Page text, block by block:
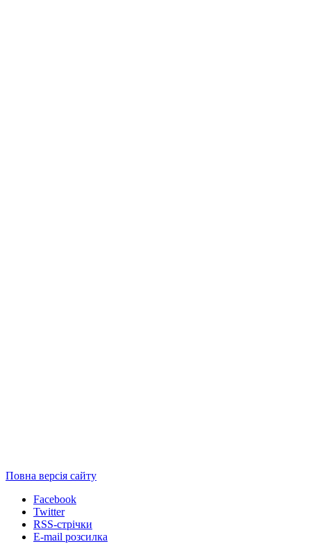
Повна версія сайту
Facebook
Twitter
RSS-стрічки
E-mail розсилка